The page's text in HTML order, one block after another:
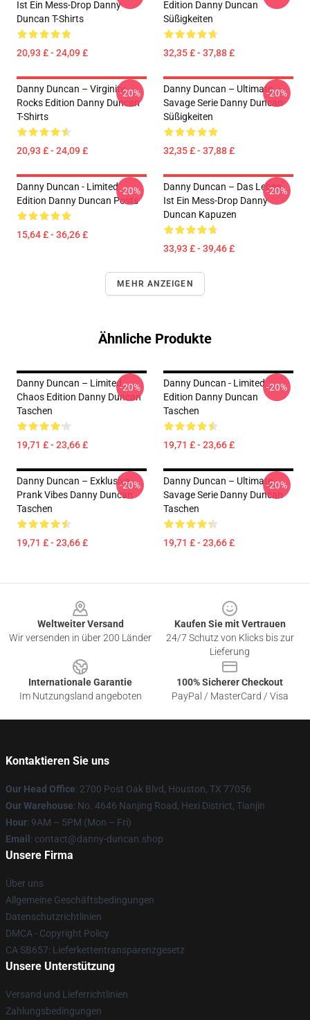
Ist Ein Mess-Drop Danny
Duncan T-Shirts
20,93 £ - 24,09 £
Edition Danny Duncan
Süßigkeiten
32,35 £ - 37,88 £
Danny Duncan – Virginity
Rocks Edition Danny Duncan
T-Shirts
20,93 £ - 24,09 £
-20%
Danny Duncan – Ultimate
Savage Serie Danny Duncan
Süßigkeiten
32,35 £ - 37,88 £
-20%
Danny Duncan - Limited
Edition Danny Duncan Posts
15,64 £ - 36,26 £
-20%
Danny Duncan – Das Leben
Ist Ein Mess-Drop Danny
Duncan Kapuzen
33,93 £ - 39,46 £
-20%
MEHR ANZEIGEN
Ähnliche Produkte
Danny Duncan – Limited
Chaos Edition Danny Duncan
Taschen
19,71 £ - 23,66 £
-20%
Danny Duncan - Limited
Edition Danny Duncan
Taschen
19,71 £ - 23,66 £
-20%
Danny Duncan – Exklusive
Prank Vibes Danny Duncan
Taschen
19,71 £ - 23,66 £
-20%
Danny Duncan – Ultimate
Savage Serie Danny Duncan
Taschen
19,71 £ - 23,66 £
-20%
Weltweiter Versand
Wir versenden in über 200 Länder
Kaufen Sie mit Vertrauen
24/7 Schutz von Klicks bis zur
Lieferung
Internationale Garantie
Im Nutzungsland angeboten
100% Sicherer Checkout
PayPal / MasterCard / Visa
Kontaktieren Sie uns
Our Head Office: 2700 Post Oak Blvd, Houston, TX 77056
Our Warehouse: No. 4646 Nanjing Road, Hexi District, Tianjin
Hour: 9AM – 5PM (Mon – Fri)
Email : contact@danny-duncan.shop
Unsere Firma
Über uns
Allgemeine Geschäftsbedingungen
Datenschutzrichtlinien
DMCA - Copyright Policy
CA SB657: Lieferkettentransparenzgesetz
Unsere Unterstützung
Versand und Lieferrichtlinien
Zahlungsbedingungen